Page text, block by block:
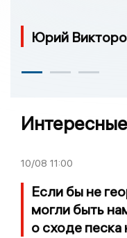
Юрий
10/08 11:00
Если бы не
могли быть
о сходе